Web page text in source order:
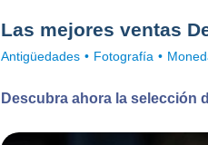
Las mejores ventas
Antigüedades Fotografía
Descubra ahora la selección